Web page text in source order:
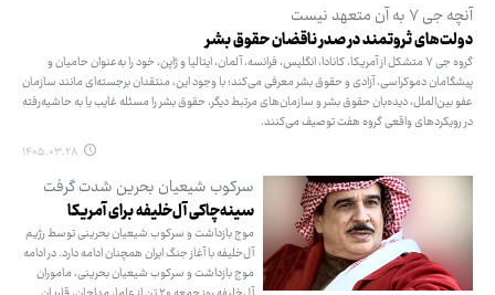
آنچه جی ۷ به آن متعهد نیست
دولت‌های ثروتمند در صدر ناقضان حقوق بشر
گروه جی ۷ متشکل از آمریکا، کانادا، انگلیس، فرانسه، آلمان، ایتالیا و ژاپن، خود را به‌عنوان حامیان و
پیشگامان دموکراسی، آزادی و حقوق بشر معرفی می‌کند؛ با وجود این، منتقدان برجسته‌ای مانند سازمان
عفو بین‌الملل، دیده‌بان حقوق ‌بشر و سازمان‌های مرتبط دیگر، حقوق بشر را مسئله غایب یا به حاشیه‌رفته
در رویکردهای واقعی گروه هفت توصیف می‌کنند.
۱۴۰۵.۰۳.۲۸
سرکوب شیعیان بحرین شدت گرفت
سینه‌چاکی آل‌خلیفه برای آمریکا
موج بازداشت و سرکوب شیعیان بحرینی توسط رژیم
آل‌خلیفه با آغاز جنگ ایران همچنان ادامه دارد. در ادامه
موج بازداشت و سرکوب شیعیان بحرینی، ماموران